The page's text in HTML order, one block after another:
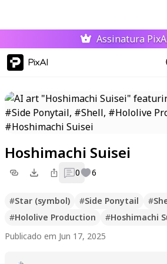
Assinatura
PixAI
Hoshimachi Suisei
0 6
#Star (symbol) #Side Ponytail #
#Hololive Production #Hoshimachi
Publicado em Jun 17, 2025